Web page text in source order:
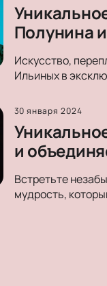
Полунина
Искусство,
Ильиных в
30 января 2024
и
Встретьте
мудрость,